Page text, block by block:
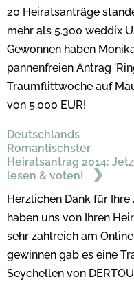
20 Heiratsanträge
mehr als 5.300 weddix
Gewonnen haben
pannenfreien Antrag
Traumflittwoche auf
von 5.000 EUR!
Deutschlands
Romantischster
Heiratsantrag 2014:
lesen & voten!
Herzlichen Dank für
haben uns von Ihren
sehr zahlreich am
gewinnen gab es eine
Seychellen von